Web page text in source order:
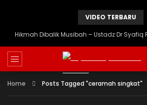
VIDEO TERBARU
Hikmah Dibalik Musibah – Ustadz Dr Syafiq
Home Posts Tagged "ceramah singkat"